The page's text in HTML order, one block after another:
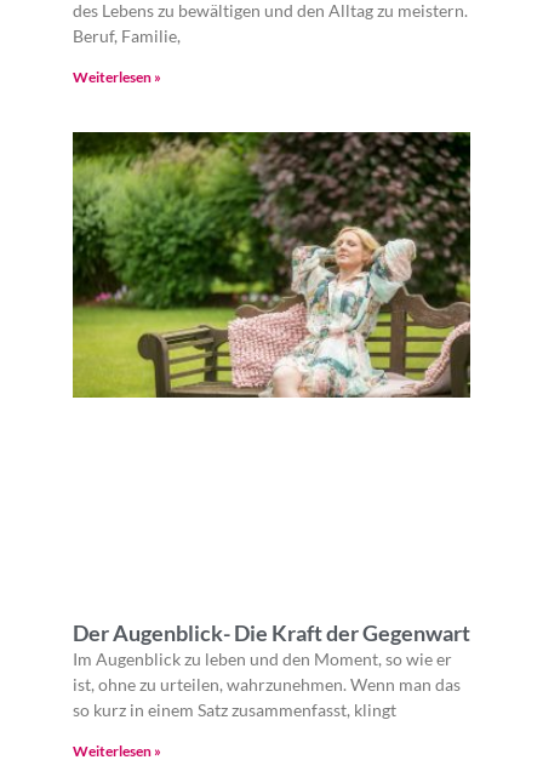
des Lebens zu bewältigen und den Alltag zu meistern.
Beruf, Familie,
Weiterlesen »
Der Augenblick- Die Kraft der Gegenwart
Im Augenblick zu leben und den Moment, so wie er
ist, ohne zu urteilen, wahrzunehmen. Wenn man das
so kurz in einem Satz zusammenfasst, klingt
Weiterlesen »